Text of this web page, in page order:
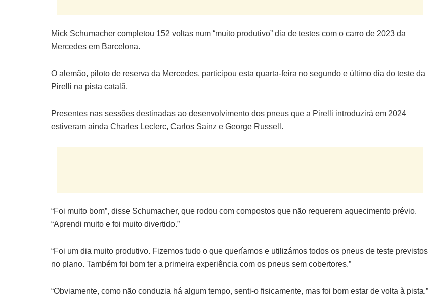
Mick Schumacher completou 152 voltas num “muito produtivo” dia de testes com o carro de 2023 da
Mercedes em Barcelona.
O alemão, piloto de reserva da Mercedes, participou esta quarta-feira no segundo e último dia do teste da
Pirelli na pista catalã.
Presentes nas sessões destinadas ao desenvolvimento dos pneus que a Pirelli introduzirá em 2024
estiveram ainda Charles Leclerc, Carlos Sainz e George Russell.
“Foi muito bom”, disse Schumacher, que rodou com compostos que não requerem aquecimento prévio.
“Aprendi muito e foi muito divertido.”
“Foi um dia muito produtivo. Fizemos tudo o que queríamos e utilizámos todos os pneus de teste previstos
no plano. Também foi bom ter a primeira experiência com os pneus sem cobertores.”
“Obviamente, como não conduzia há algum tempo, senti-o fisicamente, mas foi bom estar de volta à pista.”